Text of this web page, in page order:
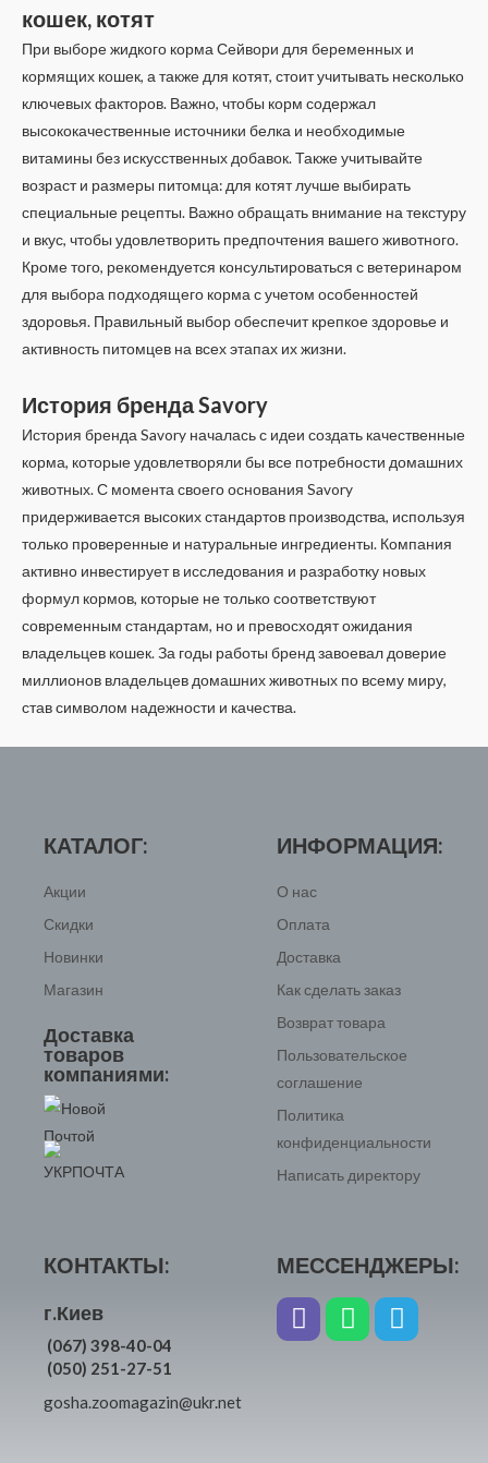
кошек, котят
При выборе жидкого корма Сейвори для беременных и
кормящих кошек, а также для котят, стоит учитывать несколько
ключевых факторов. Важно, чтобы корм содержал
высококачественные источники белка и необходимые
витамины без искусственных добавок. Также учитывайте
возраст и размеры питомца: для котят лучше выбирать
специальные рецепты. Важно обращать внимание на текстуру
и вкус, чтобы удовлетворить предпочтения вашего животного.
Кроме того, рекомендуется консультироваться с ветеринаром
для выбора подходящего корма с учетом особенностей
здоровья. Правильный выбор обеспечит крепкое здоровье и
активность питомцев на всех этапах их жизни.
История бренда Savory
История бренда Savory началась с идеи создать качественные
корма, которые удовлетворяли бы все потребности домашних
животных. С момента своего основания Savory
придерживается высоких стандартов производства, используя
только проверенные и натуральные ингредиенты. Компания
активно инвестирует в исследования и разработку новых
формул кормов, которые не только соответствуют
современным стандартам, но и превосходят ожидания
владельцев кошек. За годы работы бренд завоевал доверие
миллионов владельцев домашних животных по всему миру,
став символом надежности и качества.
КАТАЛОГ:
Акции
Скидки
Новинки
Магазин
Доставка
товаров
компаниями:
ИНФОРМАЦИЯ:
О нас
Оплата
Доставка
Как сделать заказ
Возврат товара
Пользовательское
соглашение
Политика
конфиденциальности
Написать директору
КОНТАКТЫ:
г.Киев
(067) 398-40-04
(050) 251-27-51
gosha.zoomagazin@ukr.net
МЕССЕНДЖЕРЫ: